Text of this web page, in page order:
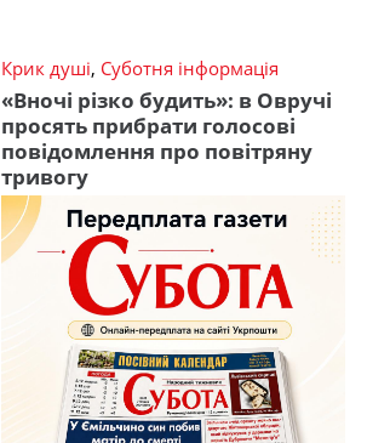
Крик душі, Суботня інформація
«Вночі різко будить»: в Овручі
просять прибрати голосові
повідомлення про повітряну
тривогу